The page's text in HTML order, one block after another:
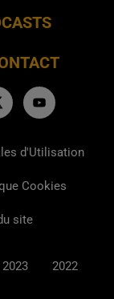
d'Utilisation
Cookies
site
2023 2022